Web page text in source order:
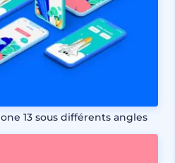
13 sous différents angles